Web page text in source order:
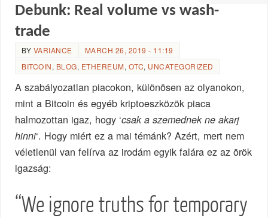
Debunk: Real volume vs wash-
trade
BY VARIANCE
MARCH 26, 2019 - 11:19
BITCOIN, BLOG, ETHEREUM, OTC, UNCATEGORIZED
A szabályozatlan piacokon, különösen az olyanokon,
mint a Bitcoin és egyéb kriptoeszközök piaca
halmozottan igaz, hogy ‘csak a szemednek ne akarj
hinni‘. Hogy miért ez a mai témánk? Azért, mert nem
véletlenül van felírva az irodám egyik falára ez az örök
igazság:
“We ignore truths for temporary